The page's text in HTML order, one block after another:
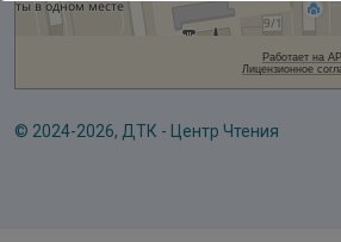
© 2024-2026, ДТК - Центр Чтения